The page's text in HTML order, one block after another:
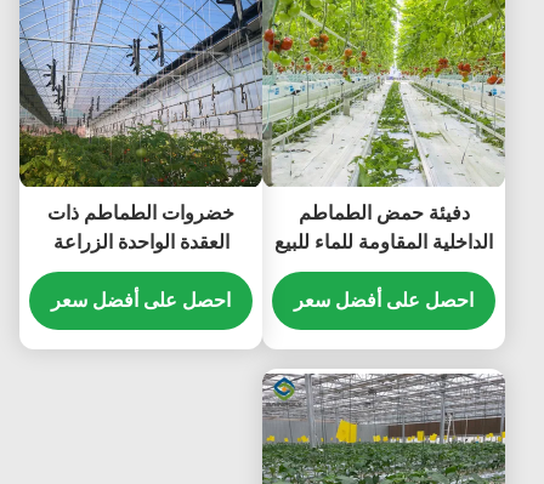
دفيئة حمض الطماطم
الداخلية المقاومة للماء للبيع
مع تجميع النظام الهيدروبوني
احصل على أفضل سعر
خضروات الطماطم ذات
العقدة الواحدة الزراعة
المائية زراعة الخضروات
الزجاجية الكبيرة
احصل على أفضل سعر